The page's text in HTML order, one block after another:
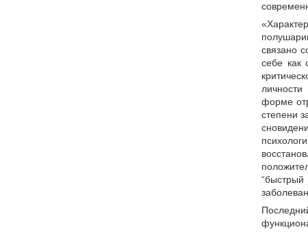
связано
себе как
форме
степени
“быстрый